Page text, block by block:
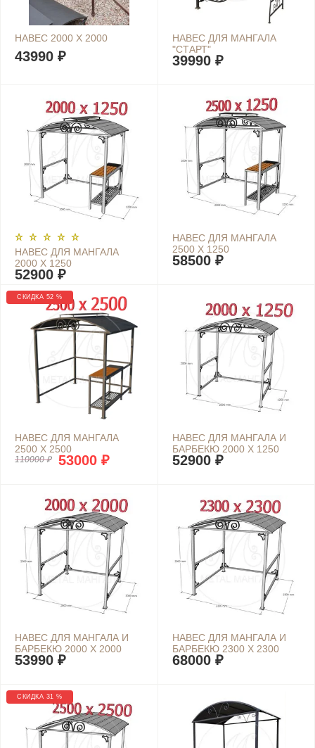
НАВЕС 2000 Х 2000
43990 ₽
НАВЕС ДЛЯ МАНГАЛА
"СТАРТ"
39990 ₽
НАВЕС ДЛЯ МАНГАЛА
2000 Х 1250
52900 ₽
НАВЕС ДЛЯ МАНГАЛА
2500 Х 1250
58500 ₽
СКИДКА 52 %
НАВЕС ДЛЯ МАНГАЛА
2500 Х 2500
110000 ₽ 53000 ₽
НАВЕС ДЛЯ МАНГАЛА И
БАРБЕКЮ 2000 Х 1250
52900 ₽
НАВЕС ДЛЯ МАНГАЛА И
БАРБЕКЮ 2000 Х 2000
53990 ₽
НАВЕС ДЛЯ МАНГАЛА И
БАРБЕКЮ 2300 Х 2300
68000 ₽
СКИДКА 31 %